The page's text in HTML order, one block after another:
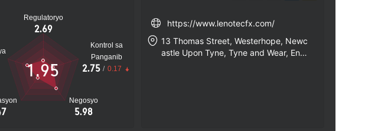
Regulatoryo
2.69
Negosyo
5.98
Kontrol sa
Panganib
2.75 / 0.17
1.95
https://www.lenotecfx.com/
13 Thomas Street, Westerhope, Newc
astle Upon Tyne, Tyne and Wear, Engl